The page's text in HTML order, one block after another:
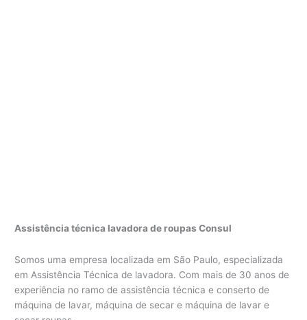
Assistência técnica lavadora de roupas Consul
Somos uma empresa localizada em São Paulo, especializada
em Assistência Técnica de lavadora. Com mais de 30 anos de
experiência no ramo de assistência técnica e conserto de
máquina de lavar, máquina de secar e máquina de lavar e